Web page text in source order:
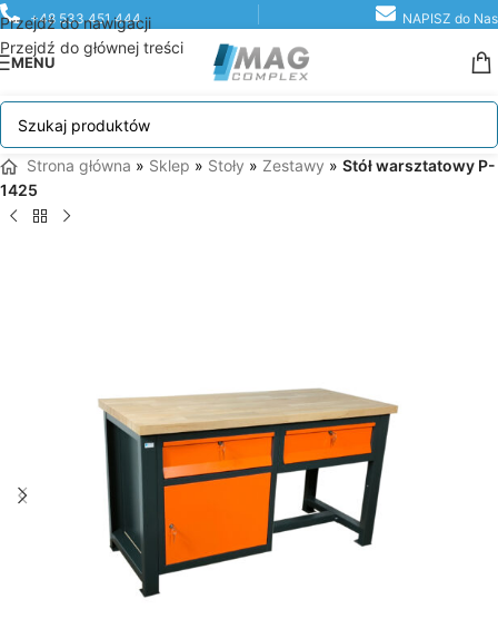
Przejdź do nawigacji
Przejdź do głównej treści
+48 533 451 444 NAPISZ do Nas
MENU
Strona główna » Sklep » Stoły » Zestawy » Stół warsztatowy P-
1425